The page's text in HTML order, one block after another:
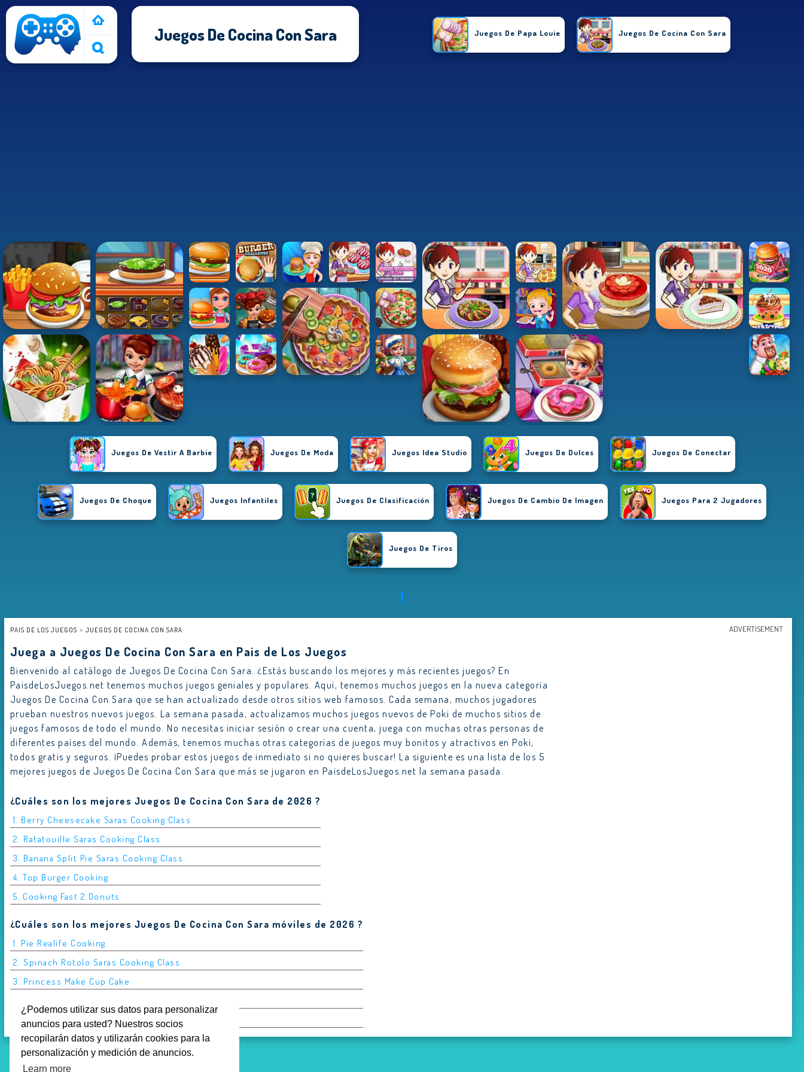
¿Podemos utilizar sus datos para personalizar
anuncios para usted? Nuestros socios
recopilarán datos y utilizarán cookies para la
personalización y medición de anuncios.
Learn more
Juegos De Cocina Con Sara Juegos De Papa Louie Juegos De Cocina Con Sara
Juegos De Vestir A Barbie Juegos De Moda Juegos Idea Studio Juegos De Dulces Juegos De Conectar
Juegos De Choque Juegos Infantiles Juegos De Clasificación Juegos De Cambio De Imagen Juegos Para 2 Jugadores
Juegos De Tiros
1
ADVERTISEMENT
PAIS DE LOS JUEGOS JUEGOS DE COCINA CON SARA
Juega a Juegos De Cocina Con Sara en Pais de Los Juegos
Bienvenido al catálogo de Juegos De Cocina Con Sara. ¿Estás buscando los mejores y más recientes juegos? En
PaisdeLosJuegos.net tenemos muchos juegos geniales y populares. Aquí, tenemos muchos juegos en la nueva categoría
Juegos De Cocina Con Sara que se han actualizado desde otros sitios web famosos. Cada semana, muchos jugadores
prueban nuestros nuevos juegos. La semana pasada, actualizamos muchos juegos nuevos de Poki de muchos sitios de
juegos famosos de todo el mundo. No necesitas iniciar sesión o crear una cuenta, juega con muchas otras personas de
diferentes países del mundo. Además, tenemos muchas otras categorías de juegos muy bonitos y atractivos en Poki,
todos gratis y seguros. ¡Puedes probar estos juegos de inmediato si no quieres buscar! La siguiente es una lista de los 5
mejores juegos de Juegos De Cocina Con Sara que más se jugaron en PaisdeLosJuegos.net la semana pasada.
¿Cuáles son los mejores Juegos De Cocina Con Sara de 2026 ?
1. Berry Cheesecake Saras Cooking Class
2. Ratatouille Saras Cooking Class
3. Banana Split Pie Saras Cooking Class
4. Top Burger Cooking
5. Cooking Fast 2 Donuts
¿Cuáles son los mejores Juegos De Cocina Con Sara móviles de 2026 ?
1. Pie Realife Cooking
2. Spinach Rotolo Saras Cooking Class
3. Princess Make Cup Cake
5. Saras Cooking Class Upside Down Cake